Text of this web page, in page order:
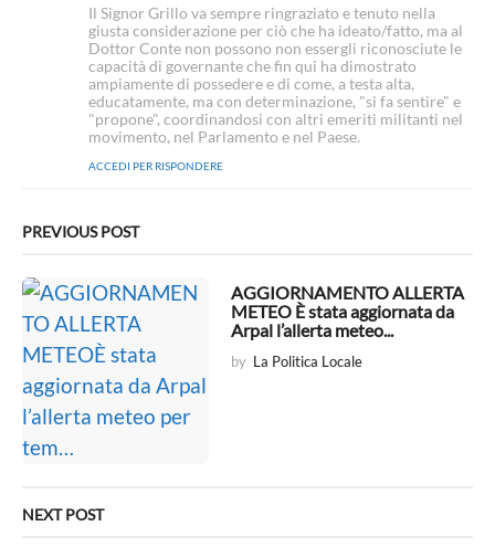
Il Signor Grillo va sempre ringraziato e tenuto nella
giusta considerazione per ciò che ha ideato/fatto, ma al
Dottor Conte non possono non essergli riconosciute le
capacità di governante che fin qui ha dimostrato
ampiamente di possedere e di come, a testa alta,
educatamente, ma con determinazione, "si fa sentire" e
"propone", coordinandosi con altri emeriti militanti nel
movimento, nel Parlamento e nel Paese.
ACCEDI PER RISPONDERE
PREVIOUS POST
AGGIORNAMENTO ALLERTA
METEO È stata aggiornata da
Arpal l’allerta meteo...
by La Politica Locale
NEXT POST